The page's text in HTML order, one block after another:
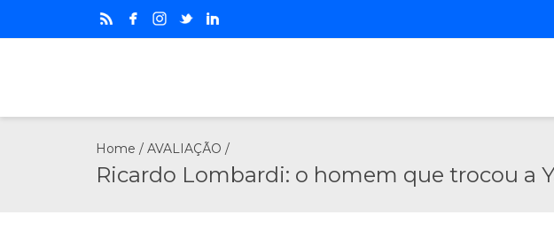
Home / AVALIAÇÃO /
Ricardo Lombardi: o homem que trocou a